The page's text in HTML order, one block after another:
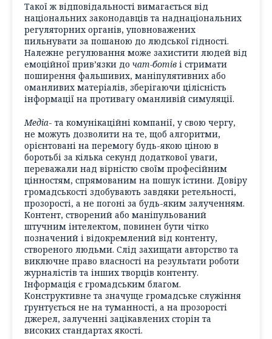
Такої ж відповідальності вимагається від
національних законодавців та наднаціональних
регуляторних органів, уповноважених
пильнувати за пошаною до людської гідності.
Належне регулювання може захистити людей від
емоційної прив’язки до чат-ботів і стримати
поширення фальшивих, маніпулятивних або
оманливих матеріалів, зберігаючи цілісність
інформації на противагу оманливій симуляції.
Медіа- та комунікаційні компанії, у свою чергу,
не можуть дозволити на те, щоб алгоритми,
орієнтовані на перемогу будь-якою ціною в
боротьбі за кілька секунд додаткової уваги,
переважали над вірністю своїм професійним
цінностям, спрямованим на пошук істини. Довіру
громадськості здобувають завдяки ретельності,
прозорості, а не погоні за будь-яким залученням.
Контент, створений або маніпульований
штучним інтелектом, повинен бути чітко
позначений і відокремлений від контенту,
створеного людьми. Слід захищати авторство та
виключне право власності на результати роботи
журналістів та інших творців контенту.
Інформація є громадським благом.
Конструктивне та значуще громадське служіння
ґрунтується не на туманності, а на прозорості
джерел, залученні зацікавлених сторін та
високих стандартах якості.